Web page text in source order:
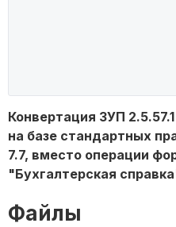
Конвертация ЗУП
на базе стандартных
7.7, вместо операции
"Бухгалтерская
Файлы